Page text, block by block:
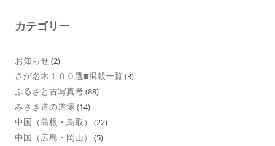
カテゴリー
お知らせ(2)
さが名木１００選■掲載一覧 (3)
ふるさと古写真考(88)
みさき道の道塚 (14)
中国（島根・鳥取） (22)
中国（広島・岡山） (5)